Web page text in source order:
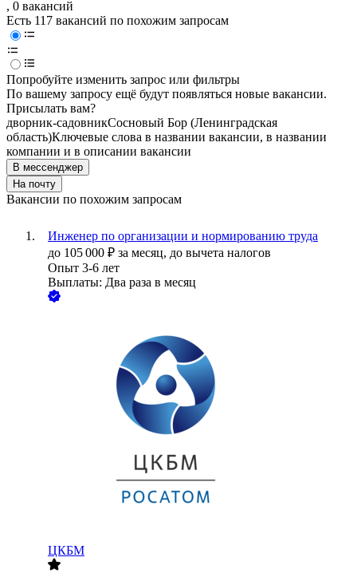
, 0 вакансий
Есть 117 вакансий по похожим запросам
Попробуйте изменить запрос или фильтры
По вашему запросу ещё будут появляться новые вакансии.
Присылать вам?
дворник-садовникСосновый Бор (Ленинградская
область)Ключевые слова в названии вакансии, в названии
компании и в описании вакансии
В мессенджер
На почту
Вакансии по похожим запросам
Инженер по организации и нормированию труда
до 105 000 ₽ за месяц, до вычета налогов
Опыт 3-6 лет
Выплаты: Два раза в месяц
ЦКБМ